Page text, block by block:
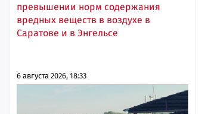
превышении норм содержания
вредных веществ в воздухе в
Саратове и в Энгельсе
6 августа 2026, 18:33